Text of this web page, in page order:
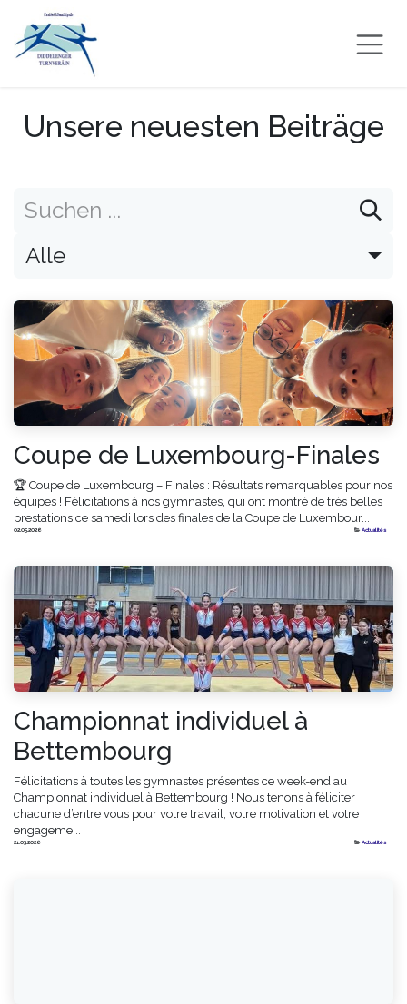
Zum Inhalt springen
Unsere neuesten Beiträge
Alle
Coupe de Luxembourg-Finales
🏆 Coupe de Luxembourg – Finales : Résultats remarquables pour nos
équipes ! Félicitations à nos gymnastes, qui ont montré de très belles
prestations ce samedi lors des finales de la Coupe de Luxembour...
02.05.2026 Actualités
Championnat individuel à
Bettembourg
Félicitations à toutes les gymnastes présentes ce week-end au
Championnat individuel à Bettembourg ! Nous tenons à féliciter
chacune d’entre vous pour votre travail, votre motivation et votre
engageme...
21.03.2026 Actualités